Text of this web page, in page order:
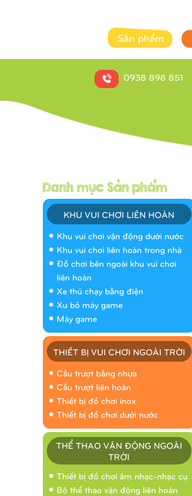
Sản phẩm
0938 898 851
KHU VUI CHƠI LIÊN HOÀN
Khu vui chơi vận động dưới nước
Khu vui chơi liên hoàn trong nhà
Đồ chơi bên ngoài khu vui chơi
liên hoàn
Xe thú chạy bằng điện
Xu bỏ máy game
Máy game
THIẾT BỊ VUI CHƠI NGOÀI TRỜI
Cầu trượt bằng nhựa
Cầu trượt liên hoàn
Thiết bị đồ chơi inox
Thiết bị đồ chơi dưới nước
THỂ THAO VẬN ĐỘNG NGOÀI
TRỜI
Thiết bị đồ chơi âm nhạc-nhạc cụ
Bộ thể thao vận động liên hoàn